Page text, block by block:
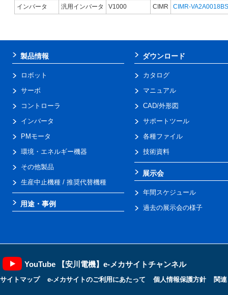
インバータ
汎用インバータ V1000 CIMR CIMR-
製品情報
ロボット
サーボ
コントローラ
インバータ
PMモータ
環境・エネルギー機器
その他製品
生産中止機種 / 推奨代替機種
用途・事例
ダウンロード
カタログ
マニュアル
CAD/外形図
サポートツール
各種ファイル
技術資料
展示会
年間スケジュール
過去の展示会の様子
YouTube 【安川電機】e-メカサイトチャンネル
サイトマップ e-メカサイトのご利用にあたって 個人情報保護方針 関